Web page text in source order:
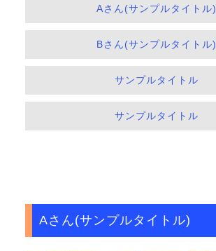
Aさん(サンプルタイトル)
Bさん(サンプルタイトル)
サンプルタイトル
サンプルタイトル
Aさん(サンプルタイトル)